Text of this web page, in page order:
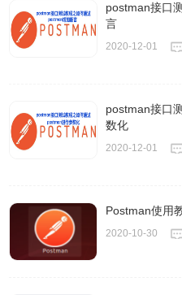
postman的基础功能，官方文
者这里先简单介绍一下主界
postman接口
言
2020-12-01
postman接口
数化
2020-12-01
Postman使用
2020-10-30